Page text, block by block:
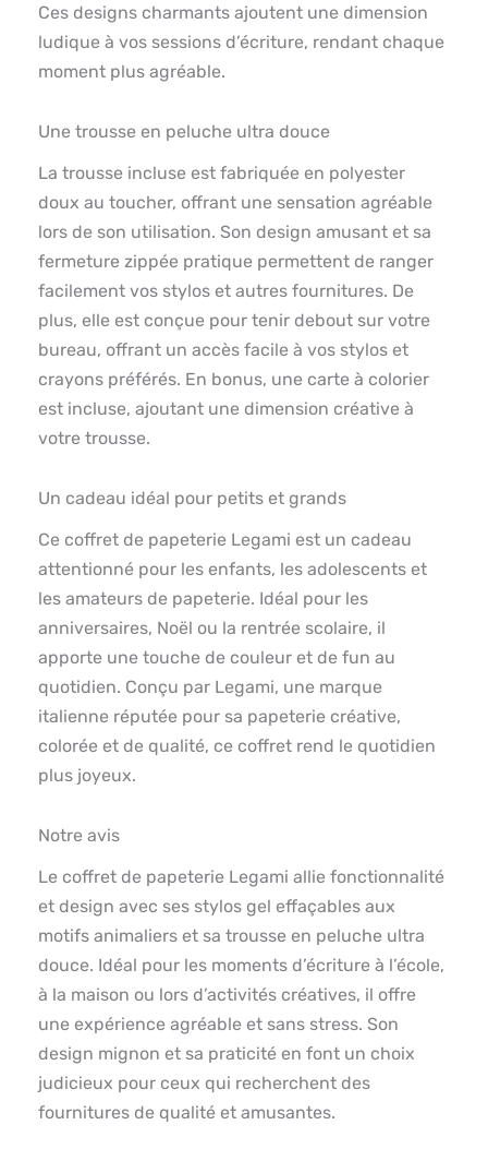
Ces designs charmants ajoutent une dimension
ludique à vos sessions d’écriture, rendant chaque
moment plus agréable.
Une trousse en peluche ultra douce
La trousse incluse est fabriquée en polyester
doux au toucher, offrant une sensation agréable
lors de son utilisation. Son design amusant et sa
fermeture zippée pratique permettent de ranger
facilement vos stylos et autres fournitures. De
plus, elle est conçue pour tenir debout sur votre
bureau, offrant un accès facile à vos stylos et
crayons préférés. En bonus, une carte à colorier
est incluse, ajoutant une dimension créative à
votre trousse.
Un cadeau idéal pour petits et grands
Ce coffret de papeterie Legami est un cadeau
attentionné pour les enfants, les adolescents et
les amateurs de papeterie. Idéal pour les
anniversaires, Noël ou la rentrée scolaire, il
apporte une touche de couleur et de fun au
quotidien. Conçu par Legami, une marque
italienne réputée pour sa papeterie créative,
colorée et de qualité, ce coffret rend le quotidien
plus joyeux.
Notre avis
Le coffret de papeterie Legami allie fonctionnalité
et design avec ses stylos gel effaçables aux
motifs animaliers et sa trousse en peluche ultra
douce. Idéal pour les moments d’écriture à l’école,
à la maison ou lors d’activités créatives, il offre
une expérience agréable et sans stress. Son
design mignon et sa praticité en font un choix
judicieux pour ceux qui recherchent des
fournitures de qualité et amusantes.